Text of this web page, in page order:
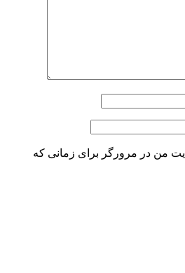
من در مرورگر برای زمانی که